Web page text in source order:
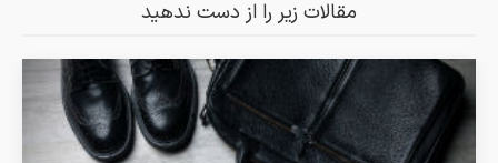
مقالات زیر را از دست ندهید